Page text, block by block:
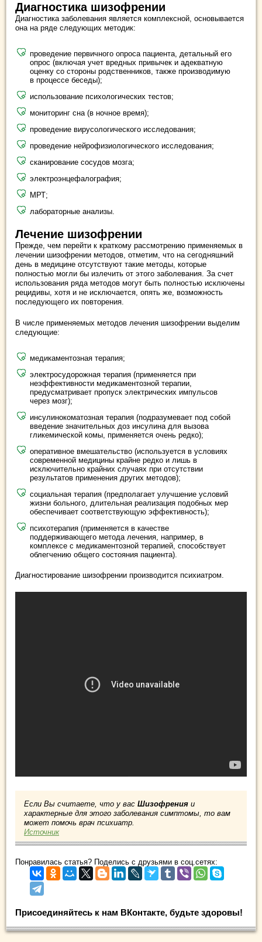
Диагностика шизофрении
Диагностика заболевания является комплексной, основывается
она на ряде следующих методик:
проведение первичного опроса пациента, детальный его
опрос (включая учет вредных привычек и адекватную
оценку со стороны родственников, также производимую
в процессе беседы);
использование психологических тестов;
мониторинг сна (в ночное время);
проведение вирусологического исследования;
проведение нейрофизиологического исследования;
сканирование сосудов мозга;
электроэнцефалография;
МРТ;
лабораторные анализы.
Лечение шизофрении
Прежде, чем перейти к краткому рассмотрению применяемых в
лечении шизофрении методов, отметим, что на сегодняшний
день в медицине отсутствуют такие методы, которые
полностью могли бы излечить от этого заболевания. За счет
использования ряда методов могут быть полностью исключены
рецидивы, хотя и не исключается, опять же, возможность
последующего их повторения.
В числе применяемых методов лечения шизофрении выделим
следующие:
медикаментозная терапия;
электросудорожная терапия (применяется при
неэффективности медикаментозной терапии,
предусматривает пропуск электрических импульсов
через мозг);
инсулинокоматозная терапия (подразумевает под собой
введение значительных доз инсулина для вызова
гликемической комы, применяется очень редко);
оперативное вмешательство (используется в условиях
современной медицины крайне редко и лишь в
исключительно крайних случаях при отсутствии
результатов применения других методов);
социальная терапия (предполагает улучшение условий
жизни больного, длительная реализация подобных мер
обеспечивает соответствующую эффективность);
психотерапия (применяется в качестве
поддерживающего метода лечения, например, в
комплексе с медикаментозной терапией, способствует
облегчению общего состояния пациента).
Диагностирование шизофрении производится психиатром.
Если Вы считаете, что у вас Шизофрения и
характерные для этого заболевания симптомы, то вам
может помочь врач психиатр.
Источник
Понравилась статья? Поделись с друзьями в соц.сетях:
Присоединяйтесь к нам ВКонтакте, будьте здоровы!